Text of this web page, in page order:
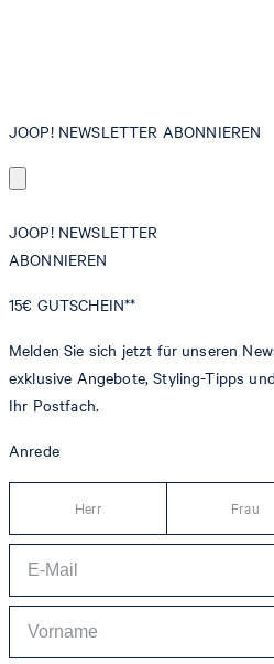
JOOP! NEWSLETTER ABONNIEREN
JOOP! NEWSLETTER
ABONNIEREN
15€ GUTSCHEIN**
Melden Sie sich jetzt für unseren
exklusive Angebote, Styling-Tipps
Ihr Postfach.
Anrede
Herr Frau